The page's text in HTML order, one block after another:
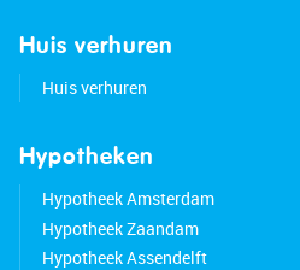
• Energy label: D
• Full ownership
Huis verhuren
Huis verhuren
Hypotheken
Hypotheek Amsterdam
Hypotheek Zaandam
Hypotheek Assendelft